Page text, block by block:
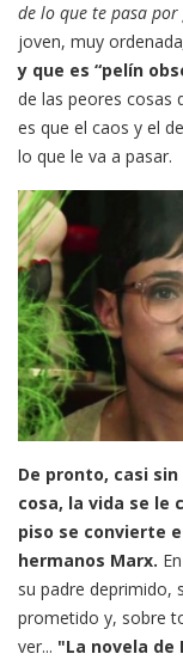
de lo que te pasa
joven, muy ordenada
y que es “pelín
de las peores cosas
es que el caos y el
lo que le va a pasar.
De pronto, casi
cosa, la vida se le
piso se convierte
hermanos Marx.
su padre deprimido,
prometido y, sobre
ver... "La novela de